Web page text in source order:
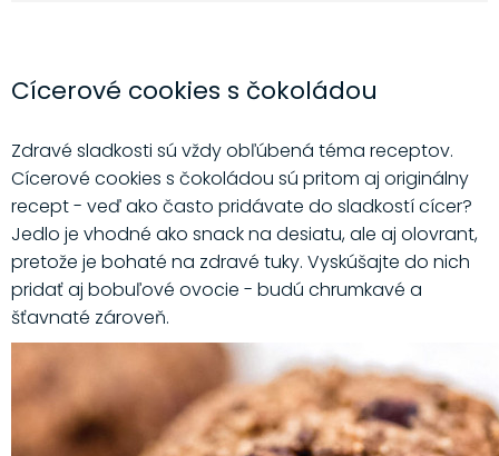
Cícerové cookies s čokoládou
Zdravé sladkosti sú vždy obľúbená téma receptov.
Cícerové cookies s čokoládou sú pritom aj originálny
recept - veď ako často pridávate do sladkostí cícer?
Jedlo je vhodné ako snack na desiatu, ale aj olovrant,
pretože je bohaté na zdravé tuky. Vyskúšajte do nich
pridať aj bobuľové ovocie - budú chrumkavé a
šťavnaté zároveň.